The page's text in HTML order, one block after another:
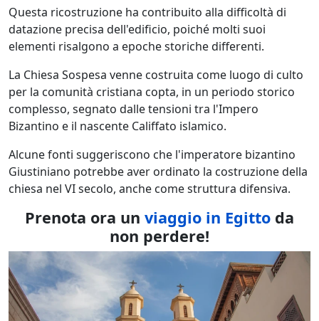
Questa ricostruzione ha contribuito alla difficoltà di
datazione precisa dell'edificio, poiché molti suoi
elementi risalgono a epoche storiche differenti.
La Chiesa Sospesa venne costruita come luogo di culto
per la comunità cristiana copta, in un periodo storico
complesso, segnato dalle tensioni tra l'Impero
Bizantino e il nascente Califfato islamico.
Alcune fonti suggeriscono che l'imperatore bizantino
Giustiniano potrebbe aver ordinato la costruzione della
chiesa nel VI secolo, anche come struttura difensiva.
Prenota ora un viaggio in Egitto da
non perdere!